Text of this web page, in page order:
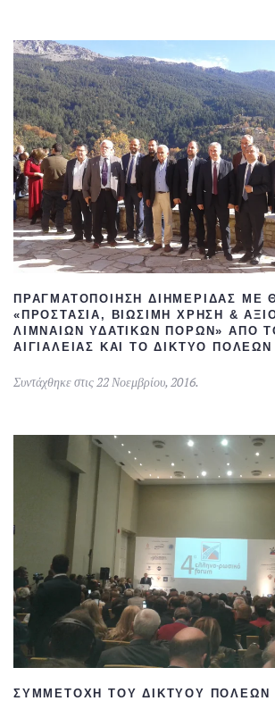
ΠΡΑΓΜΑΤΟΠΟΊΗΣΗ ΔΙΗΜΕΡΊΔΑΣ ΜΕ
«ΠΡΟΣΤΑΣΊΑ, ΒΙΏΣΙΜΗ ΧΡΉΣΗ &
ΛΙΜΝΑΊΩΝ ΥΔΑΤΙΚΏΝ ΠΌΡΩΝ» ΑΠΌ
ΑΙΓΙΑΛΕΊΑΣ ΚΑΙ ΤΟ ΔΊΚΤΥΟ
Συντάχθηκε στις 22 Νοεμβρίου, 2016.
ΣΥΜΜΕΤΟΧΉ ΤΟΥ ΔΙΚΤΎΟΥ ΠΌΛΕΩΝ